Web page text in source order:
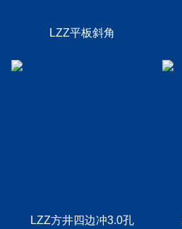
LZZ平板斜角
LZZ方井四边冲3.0孔